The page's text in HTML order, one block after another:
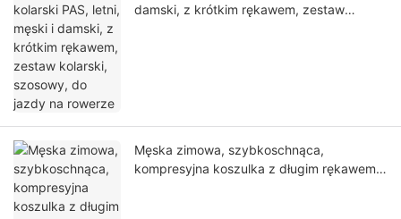
damski, z krótkim rękawem, zestaw
Męska zimowa, szybkoschnąca,
kompresyjna koszulka z długim rękawem,